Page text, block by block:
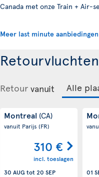
Canada met onze Train + Air-
Meer last minute
Retour vanuit
Montreal (CA)
vanuit Parijs (FR)
310 €
incl. toeslagen
30 AUG tot 20 SEP
01